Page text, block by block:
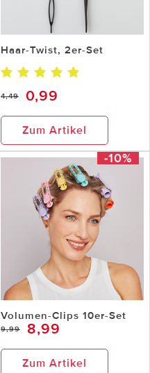
Haar-Twist, 2er-Set
4,49 0,99
Zum Artikel
-10%
Volumen-Clips 10er-Set
9,99 8,99
Zum Artikel